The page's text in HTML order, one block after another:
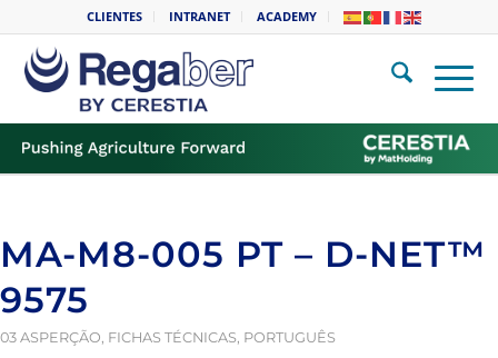
CLIENTES INTRANET ACADEMY
MA-M8-005 PT – D-NET™
9575
03 ASPERÇÃO, FICHAS TÉCNICAS, PORTUGUÊS